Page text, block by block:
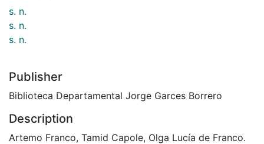
s. n.
s. n.
s. n.
Publisher
Biblioteca Departamental Jorge Garces Borrero
Description
Artemo Franco, Tamid Capole, Olga Lucía de Franco.